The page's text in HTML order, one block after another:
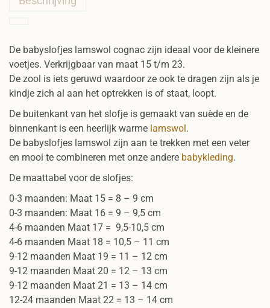
De babyslofjes lamswol cognac zijn ideaal voor de kleinere
voetjes. Verkrijgbaar van maat 15 t/m 23.
De zool is iets geruwd waardoor ze ook te dragen zijn als je
kindje zich al aan het optrekken is of staat, loopt.
De buitenkant van het slofje is gemaakt van suède en de
binnenkant is een heerlijk warme lamswol.
De babyslofjes lamswol zijn aan te trekken met een veter
en mooi te combineren met onze andere babykleding.
De maattabel voor de slofjes:
0-3 maanden: Maat 15 = 8 – 9 cm
0-3 maanden: Maat 16 = 9 – 9,5 cm
4-6 maanden Maat 17 = 9,5-10,5 cm
4-6 maanden Maat 18 = 10,5 – 11 cm
9-12 maanden Maat 19 = 11 – 12 cm
9-12 maanden Maat 20 = 12 – 13 cm
9-12 maanden Maat 21 = 13 – 14 cm
12-24 maanden Maat 22 = 13 – 14 cm